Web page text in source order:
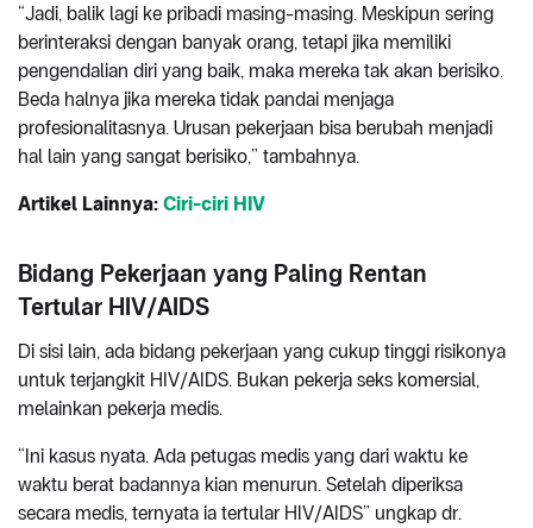
“Jadi, balik lagi ke pribadi masing-masing. Meskipun sering
berinteraksi dengan banyak orang, tetapi jika memiliki
pengendalian diri yang baik, maka mereka tak akan berisiko.
Beda halnya jika mereka tidak pandai menjaga
profesionalitasnya. Urusan pekerjaan bisa berubah menjadi
hal lain yang sangat berisiko,” tambahnya.
Artikel Lainnya: Ciri-ciri HIV
Bidang Pekerjaan yang Paling Rentan
Tertular HIV/AIDS
Di sisi lain, ada bidang pekerjaan yang cukup tinggi risikonya
untuk terjangkit HIV/AIDS. Bukan pekerja seks komersial,
melainkan pekerja medis.
“Ini kasus nyata. Ada petugas medis yang dari waktu ke
waktu berat badannya kian menurun. Setelah diperiksa
secara medis, ternyata ia tertular HIV/AIDS” ungkap dr.